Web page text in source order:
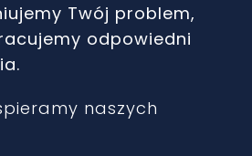
Twój problem,
odpowiedni
naszych